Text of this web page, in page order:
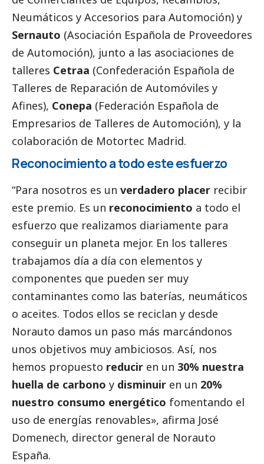
Neumáticos y Accesorios para Automoción) y
Sernauto (Asociación Española de Proveedores
de Automoción), junto a las asociaciones de
talleres Cetraa (Confederación Española de
Talleres de Reparación de Automóviles y
Afines), Conepa (Federación Española de
Empresarios de Talleres de Automoción), y la
colaboración de Motortec Madrid.
Reconocimiento a todo este esfuerzo
“Para nosotros es un verdadero placer recibir
este premio. Es un reconocimiento a todo el
esfuerzo que realizamos diariamente para
conseguir un planeta mejor. En los talleres
trabajamos día a día con elementos y
componentes que pueden ser muy
contaminantes como las baterías, neumáticos
o aceites. Todos ellos se reciclan y desde
Norauto damos un paso más marcándonos
unos objetivos muy ambiciosos. Así, nos
hemos propuesto reducir en un 30% nuestra
huella de carbono y disminuir en un 20%
nuestro consumo energético fomentando el
uso de energías renovables», afirma José
Domenech, director general de Norauto
España.